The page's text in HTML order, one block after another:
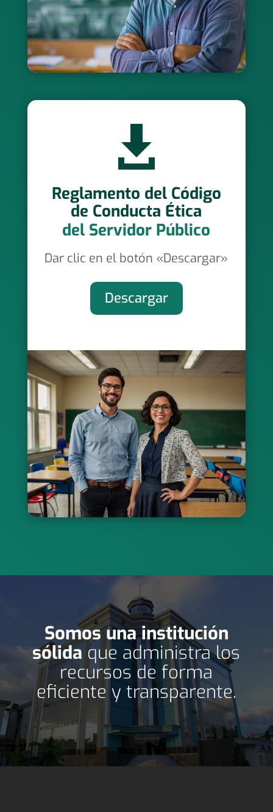

Reglamento del Código
de Conducta Ética
del Servidor Público
Dar clic en el botón «Descargar»
Descargar
Somos una institución
sólidaque administra los
recursos de forma
eficiente y transparente.